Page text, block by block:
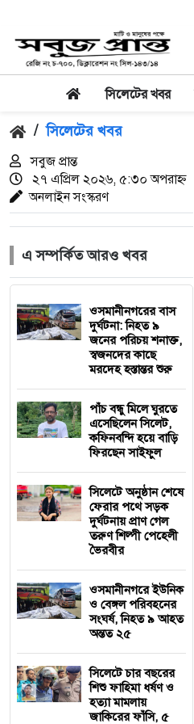
সিলেটের খবর
/ সিলেটের খবর
সবুজ প্রান্ত
২৭ এপ্রিল ২০২৬, ৫:৩০ অপরাহ্ন
অনলাইন সংস্করণ
এ সম্পর্কিত আরও খবর
‎ওসমানীনগরের বাস
দুর্ঘটনা: নিহত ৯
জনের পরিচয় শনাক্ত,
স্বজনদের কাছে
মরদেহ হস্তান্তর শুরু
পাঁচ বন্ধু মিলে ঘুরতে
এসেছিলেন সিলেট,
কফিনবন্দি হয়ে বাড়ি
ফিরছেন সাইফুল
সিলেটে অনুষ্ঠান শেষে
ফেরার পথে সড়ক
দুর্ঘটনায় প্রাণ গেল
তরুণ শিল্পী পেহেলী
ভৈরবীর
ওসমানীনগরে ইউনিক
ও বেঙ্গল পরিবহনের
সংঘর্ষ, নিহত ৯ আহত
অন্তত ২৫
সিলেটে চার বছরের
শিশু ফাহিমা ধর্ষণ ও
হত্যা মামলায়
জাকিরের ফাঁসি, ৫